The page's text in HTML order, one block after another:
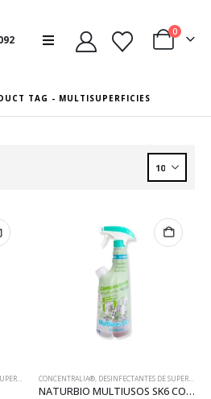
0
TAG - MULTISUPERFICIES
,LIMPIADORES DE SUPERFICIES,LIMPIEZA Y
CONCENTRALIA®, DESINFECTANTES DE SUPERFICIES
NATURBIO MULTIUSOS SK6 CONCENTRALIA® (LECOF10BIO)